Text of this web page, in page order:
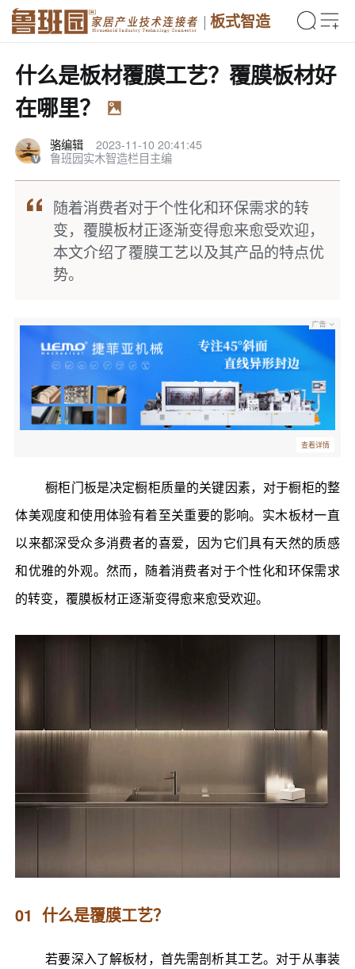
板式智造
什么是板材覆膜工艺？覆膜板材好
在哪里？
骆编辑
2023-11-10 20:41:45
鲁班园实木智造栏目主编
随着消费者对于个性化和环保需求的转
变，覆膜板材正逐渐变得愈来愈受欢迎，
本文介绍了覆膜工艺以及其产品的特点优
势。
查看详情
橱柜门板是决定橱柜质量的关键因素，对于橱柜的整
体美观度和使用体验有着至关重要的影响。实木板材一直
以来都深受众多消费者的喜爱，因为它们具有天然的质感
和优雅的外观。然而，随着消费者对于个性化和环保需求
的转变，覆膜板材正逐渐变得愈来愈受欢迎。
01 什么是覆膜工艺？
若要深入了解板材，首先需剖析其工艺。对于从事装